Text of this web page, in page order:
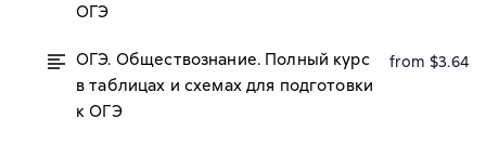
ОГЭ
ОГЭ. Обществознание. Полный курс
в таблицах и схемах для подготовки
к ОГЭ
from $3.64